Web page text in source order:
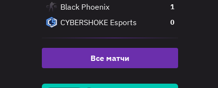
Black Phoenix 1
CYBERSHOKE Esports 0
Все матчи